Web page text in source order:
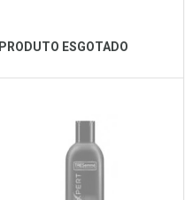
Ver Desconto Convênio
PRODUTO ESGOTADO
Laboratório
Por Menos